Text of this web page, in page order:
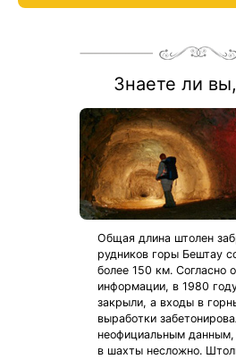
Знаете ли
Общая длина штолен
рудников горы Бештау
более 150 км. Согласно
информации, в 1980
закрыли, а входы в
выработки
неофициальным данным,
в шахты несложно.